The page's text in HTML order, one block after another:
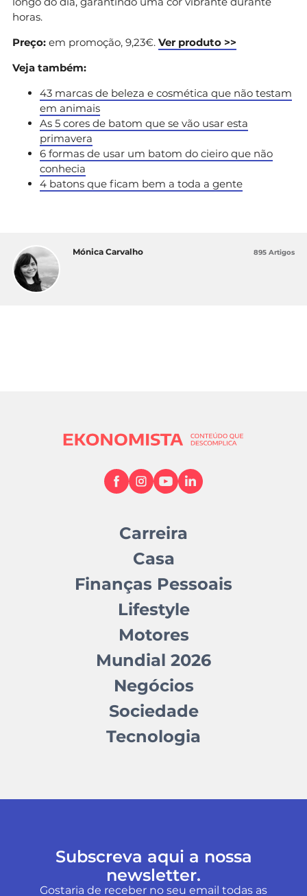
horas.
Preço: em promoção, 9,23€. Ver produto >>
Veja também:
43 marcas de beleza e cosmética que não testam
em animais
As 5 cores de batom que se vão usar esta
primavera
6 formas de usar um batom do cieiro que não
conhecia
4 batons que ficam bem a toda a gente
Mónica Carvalho 895 Artigos
Carreira
Casa
Finanças Pessoais
Lifestyle
Motores
Mundial 2026
Negócios
Sociedade
Tecnologia
Subscreva aqui a nossa
newsletter.
Gostaria de receber no seu email todas as